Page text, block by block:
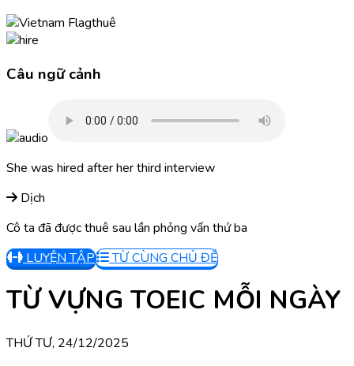
thuê
Câu ngữ cảnh
She was hired after her third interview
Dịch
Cô ta đã được thuê sau lần phỏng vấn thứ ba
LUYỆN TẬP
TỪ CÙNG CHỦ ĐỀ
TỪ VỰNG TOEIC MỖI NGÀY
THỨ TƯ, 24/12/2025